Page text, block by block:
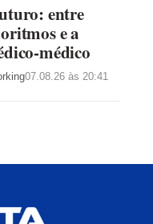
entre
e a
médico
07.08.26 às 20:41